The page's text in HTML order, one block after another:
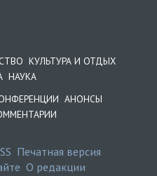
КУЛЬТУРА И ОТДЫХ
НАУКА
АНОНСЫ
Печатная версия
О редакции